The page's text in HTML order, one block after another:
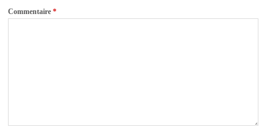
Commentaire*